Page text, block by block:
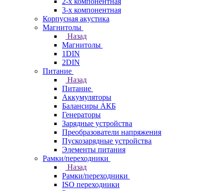
3-х компонентная
Корпусная акустика
Магнитолы
Назад
Магнитолы
1DIN
2DIN
Питание
Назад
Питание
Аккумуляторы
Балансиры АКБ
Генераторы
Зарядные устройства
Преобразователи напряжения
Пускозарядные устройства
Элементы питания
Рамки/переходники
Назад
Рамки/переходники
ISO переходники